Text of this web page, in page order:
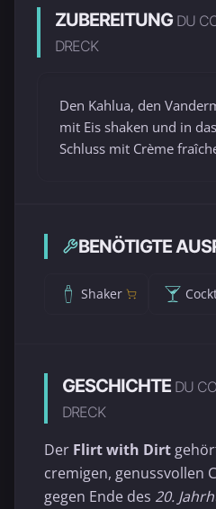
ZUBEREITUNG DU
DRECK
Den Kahlua, den
mit Eis shaken und in
Schluss mit Crème
BENÖTIGTE
Shaker
GESCHICHTE DU
DRECK
Der Flirt with Dirt
cremigen, genussvollen
gegen Ende des 20.